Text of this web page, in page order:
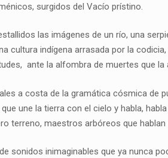
surgidos del Vacío prístino.
las imágenes de un río, una
cultura indígena arrasada por la
ante la alfombra de muertes que la
a costa de la gramática cósmica de
une la tierra con el cielo y habla,
terreno, maestros arbóreos que
sonidos inimaginables que ya nunca